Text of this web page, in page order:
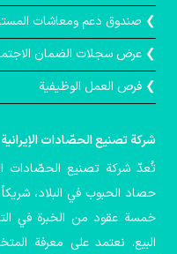
❯ صندوق دعم ومعاشات
❯ عرض سجلات الضمان
❯ فرص العمل الوظيفية
شركة تصنيع الحصّادات الإيرانية
تُعدّ شركة تصنيع الحصّادات
حصاد الحبوب في البلاد، شريكاً
خمسة عقود من الخبرة في
البيع. نعتمد على معرفة